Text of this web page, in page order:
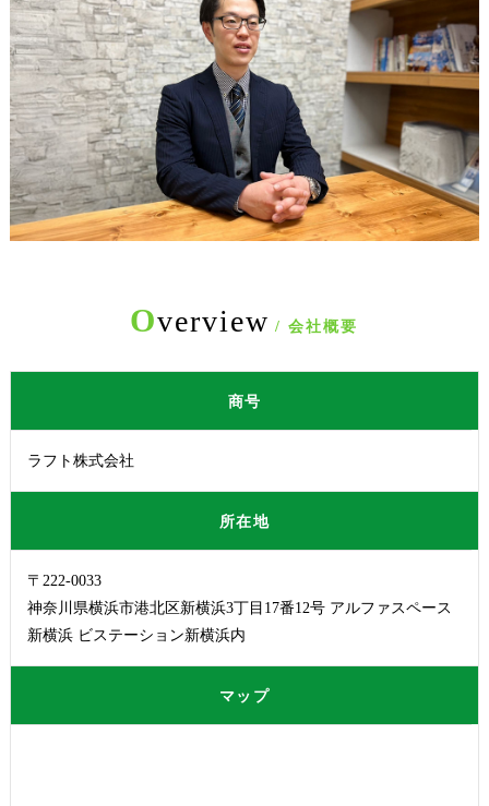
Overview / 会社概要
商号
ラフト株式会社
所在地
〒222-0033
神奈川県横浜市港北区新横浜3丁目17番12号 アルファスペース
新横浜 ビステーション新横浜内
マップ